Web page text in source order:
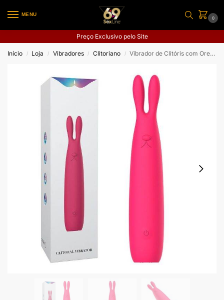
MENU
0
Preço Exclusivo pelo Site
Início / Loja / Vibradores / Clitoriano / Vibrador de Clitóris com Orelha de Coelho